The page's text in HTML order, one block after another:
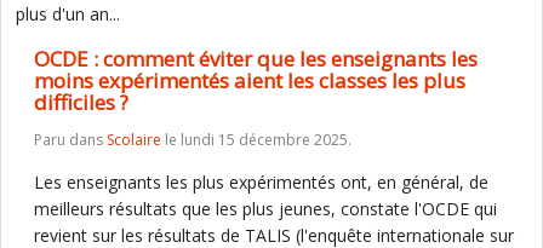
plus d'un an...
OCDE : comment éviter que les enseignants les
moins expérimentés aient les classes les plus
difficiles ?
Paru dans Scolaire le lundi 15 décembre 2025.
Les enseignants les plus expérimentés ont, en général, de
meilleurs résultats que les plus jeunes, constate l'OCDE qui
revient sur les résultats de TALIS (l'enquête internationale sur